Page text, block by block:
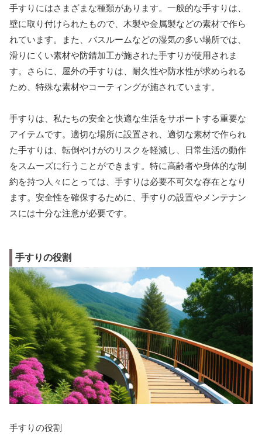
手すりにはさまざまな種類があります。一般的な手すりは、
壁に取り付けられたもので、木製や金属製などの素材で作ら
れています。また、バスルームなどの湿気の多い場所では、
滑りにくい素材や防錆加工が施された手すりが使用されま
す。さらに、屋外の手すりは、耐久性や防水性が求められる
ため、特殊な素材やコーティングが施されています。
手すりは、私たちの安全と快適な生活をサポートする重要な
アイテムです。適切な場所に設置され、適切な素材で作られ
た手すりは、転倒やけがのリスクを軽減し、日常生活の動作
をスムーズに行うことができます。特に高齢者や身体的な制
約を持つ人々にとっては、手すりは必要不可欠な存在となり
ます。安全性を確保するために、手すりの設置やメンテナン
スには十分な注意が必要です。
手すりの役割
手すりの役割